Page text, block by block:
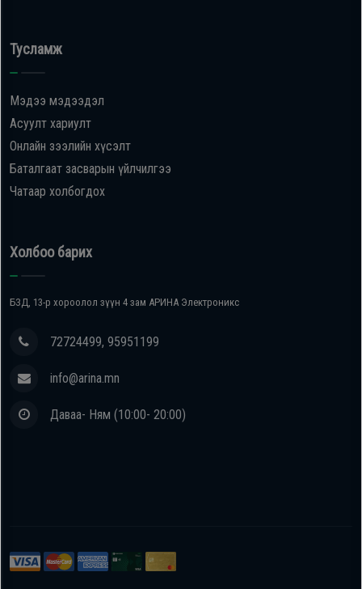
Тусламж
Мэдээ мэдээдэл
Асуулт хариулт
Онлайн зээлийн хүсэлт
Баталгаат засварын үйлчилгээ
Чатаар холбогдох
Холбоо барих
БЗД, 13-р хороолол зүүн 4 зам АРИНА Электроникс
72724499, 95951199
info@arina.mn
Даваа- Ням (10:00- 20:00)